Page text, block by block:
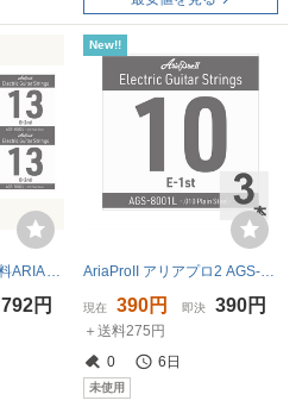
即決◆新品◆送料無料ARIA AGS-8002L x 6 [.013P] エレキギター用 バラ弦 2弦 LIGHT/メール便
792円
New!!
AriaProII アリアプロ2 AGS-8001L Light .010P エレキギター用 バラ弦×3本
現在 390円 即決 390円
＋送料275円
0
6日
未使用